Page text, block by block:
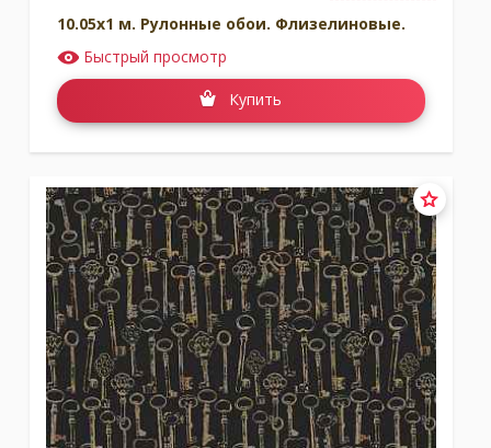
10.05x1 м. Рулонные обои. Флизелиновые.
Быстрый просмотр
Купить